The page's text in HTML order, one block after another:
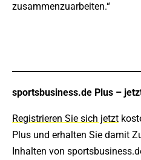
zusammenzuarbeiten.“
sportsbusiness.de Plus –
Registrieren Sie sich jetzt
Plus und erhalten Sie damit
Inhalten von